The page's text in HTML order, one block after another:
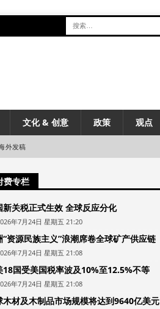
文化 & 创意 政策 观点
外发稿
费专栏
新关税正式生效 全球反应分化
年7月24日 星期五 21:20
“资源民族主义”浪潮席卷全球矿产供应链
年7月24日 星期五 21:08
18国受美国税率波及10%至12.5%不等
年7月24日 星期五 21:08
木材及木制品市场规模将达到9640亿美元